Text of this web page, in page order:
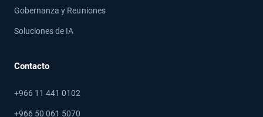
Gobernanza y Reuniones
Soluciones de IA
Contacto
+966 11 441 0102
+966 50 061 5070